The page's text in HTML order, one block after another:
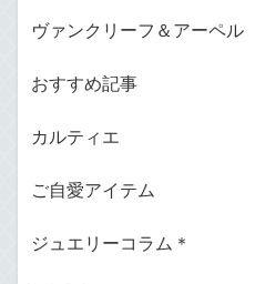
ヴァンクリーフ＆アーペル
おすすめ記事
カルティエ
ご自愛アイテム
ジュエリーコラム＊